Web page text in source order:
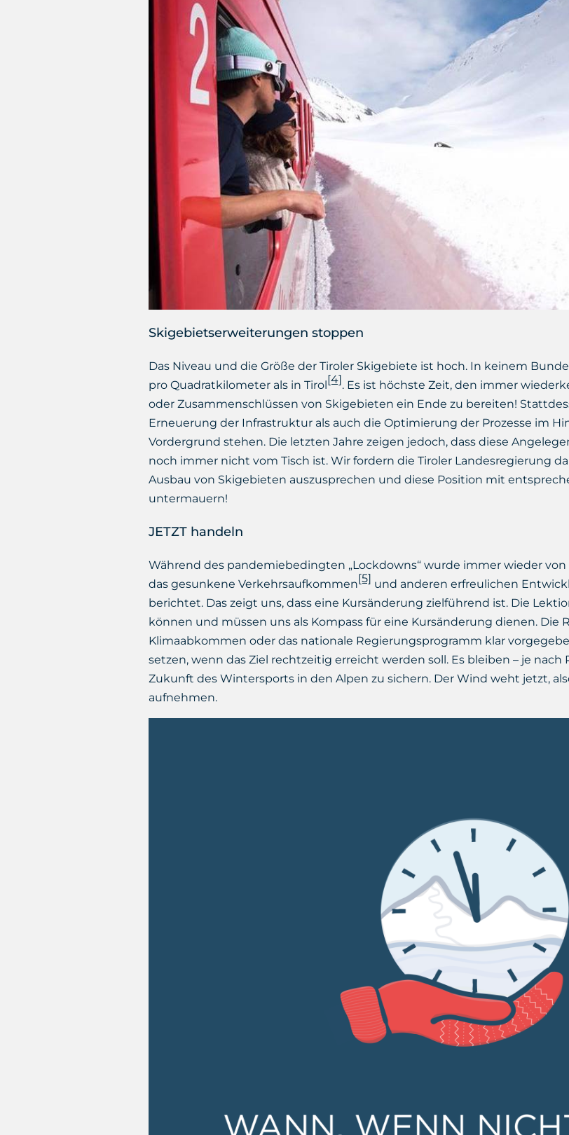
Skigebietserweiterungen stoppen
Das Niveau und die Größe der Tiroler Skigebiete ist hoch. In keinem
pro Quadratkilometer als in Tirol [4] . Es ist höchste Zeit, den immer
oder Zusammenschlüssen von Skigebieten ein Ende zu bereiten!
Erneuerung der Infrastruktur als auch die Optimierung der Prozesse im
Vordergrund stehen. Die letzten Jahre zeigen jedoch, dass diese
noch immer nicht vom Tisch ist. Wir fordern die Tiroler Landesregierung
Ausbau von Skigebieten auszusprechen und diese Position mit
untermauern!
JETZT handeln
Während des pandemiebedingten „Lockdowns“ wurde immer wieder
das gesunkene Verkehrsaufkommen [5] und anderen erfreulichen
berichtet. Das zeigt uns, dass eine Kursänderung zielführend ist. Die
können und müssen uns als Kompass für eine Kursänderung dienen. Die
Klimaabkommen oder das nationale Regierungsprogramm klar
setzen, wenn das Ziel rechtzeitig erreicht werden soll. Es bleiben – je nach
Zukunft des Wintersports in den Alpen zu sichern. Der Wind weht jetzt,
aufnehmen.